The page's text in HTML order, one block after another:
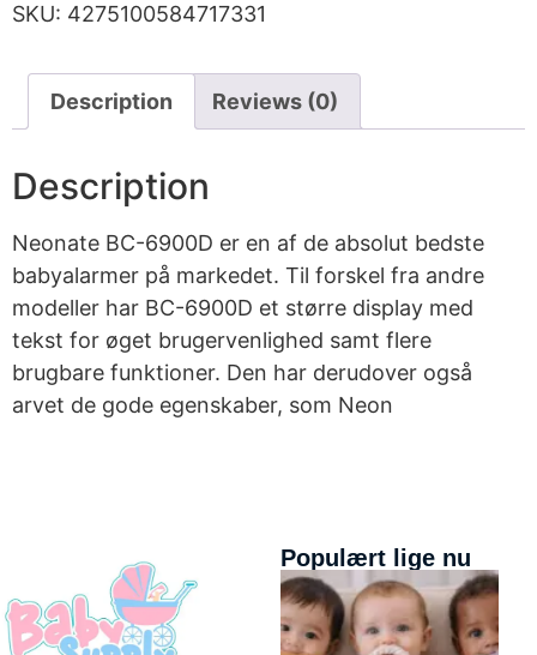
SKU: 4275100584717331
Description Reviews (0)
Description
Neonate BC-6900D er en af de absolut bedste
babyalarmer på markedet. Til forskel fra andre
modeller har BC-6900D et større display med
tekst for øget brugervenlighed samt flere
brugbare funktioner. Den har derudover også
arvet de gode egenskaber, som Neon
Populært lige nu